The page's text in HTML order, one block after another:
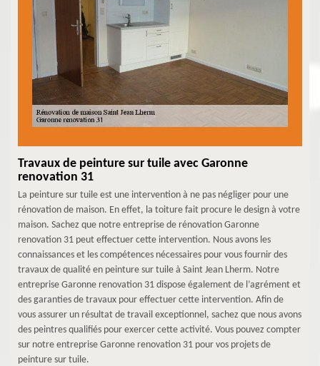
Travaux de peinture sur tuile avec Garonne
renovation 31
La peinture sur tuile est une intervention à ne pas négliger pour une
rénovation de maison. En effet, la toiture fait procure le design à votre
maison. Sachez que notre entreprise de rénovation Garonne
renovation 31 peut effectuer cette intervention. Nous avons les
connaissances et les compétences nécessaires pour vous fournir des
travaux de qualité en peinture sur tuile à Saint Jean Lherm. Notre
entreprise Garonne renovation 31 dispose également de l’agrément et
des garanties de travaux pour effectuer cette intervention. Afin de
vous assurer un résultat de travail exceptionnel, sachez que nous avons
des peintres qualifiés pour exercer cette activité. Vous pouvez compter
sur notre entreprise Garonne renovation 31 pour vos projets de
peinture sur tuile.